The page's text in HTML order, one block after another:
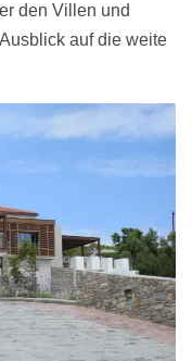
den Villen und
auf die weite